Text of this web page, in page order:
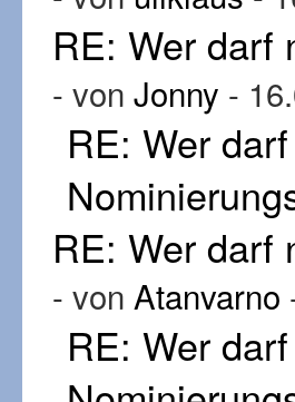
RE: Wer darf
- von Jonny -
RE: Wer
RE: Wer darf
- von Atanvarno
RE: Wer